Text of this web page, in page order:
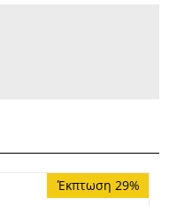
Έκπτωση 29%